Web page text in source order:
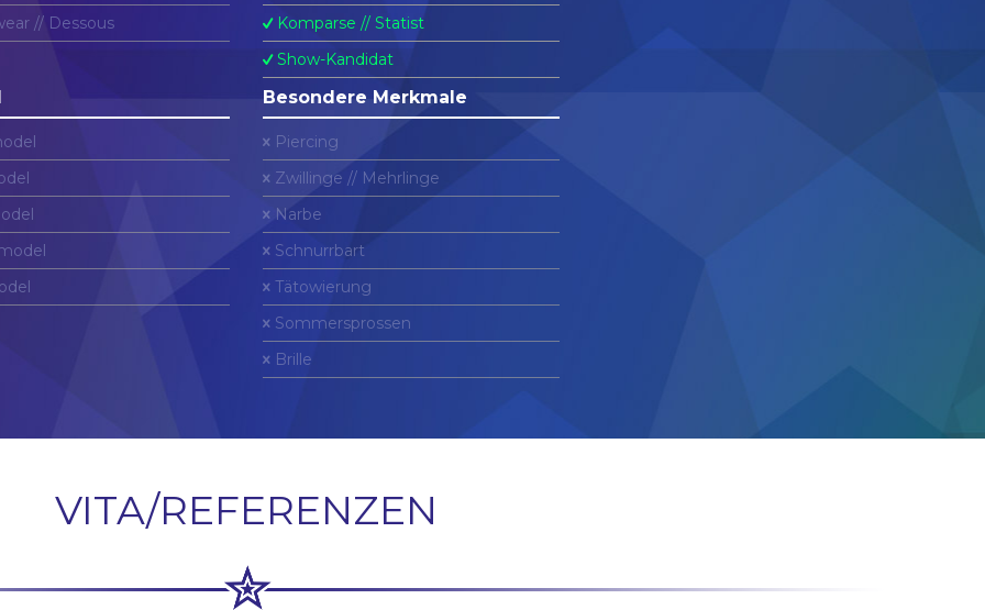
// Dessous
Komparse // Statist
Show-Kandidat
Besondere Merkmale
Piercing
Zwillinge // Mehrlinge
Narbe
Schnurrbart
Tätowierung
Sommersprossen
Brille
VITA/REFERENZEN